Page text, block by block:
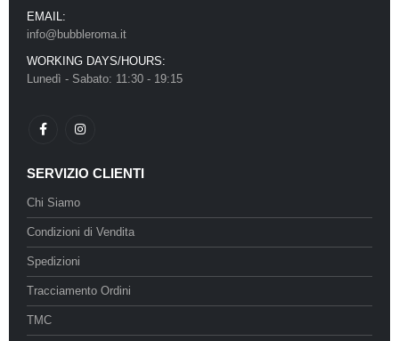
EMAIL:
info@bubbleroma.it
WORKING DAYS/HOURS:
Lunedì - Sabato: 11:30 - 19:15
SERVIZIO CLIENTI
Chi Siamo
Condizioni di Vendita
Spedizioni
Tracciamento Ordini
TMC